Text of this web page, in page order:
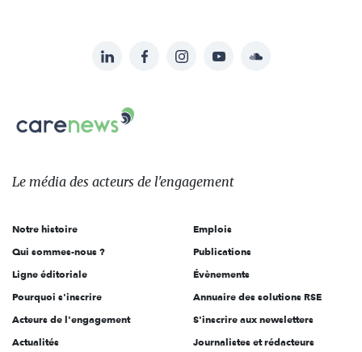
sur:
LinkedInFacebookInstagramYouTubeSoundcloud
Carenews,
Le
des
l'engagement
Le média des acteurs de l'engagement
Notre histoire
Qui sommes-nous ?
Ligne éditoriale
Pourquoi s'inscrire
Acteurs de l'engagement
Actualités
Emplois
Publications
Évènements
Annuaire des solutions RSE
S'inscrire aux newsletters
Journalistes et rédacteurs